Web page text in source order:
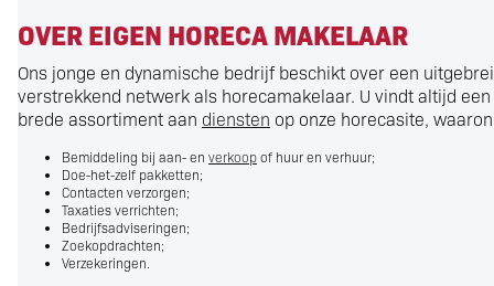
OVER EIGEN HORECA MAKELAAR
Ons jonge en dynamische bedrijf beschikt over een
verstrekkend netwerk als horecamakelaar. U vindt altijd
brede assortiment aan diensten op onze horecasite,
Bemiddeling bij aan- en verkoopof huur en verhuur;
Doe-het-zelf pakketten;
Contacten verzorgen;
Taxaties verrichten;
Bedrijfsadviseringen;
Zoekopdrachten;
Verzekeringen.